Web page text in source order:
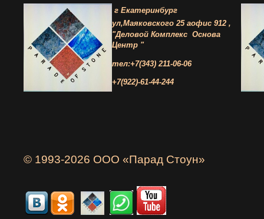
г Екатеринбург
ул,Маяковского 25 аофис 912 ,
"Деловой Комплекс Основа
Центр "
тел:+7(343) 211-06-06
+7(922)-61-44-244
© 1993-2026 ООО «Парад Стоун»